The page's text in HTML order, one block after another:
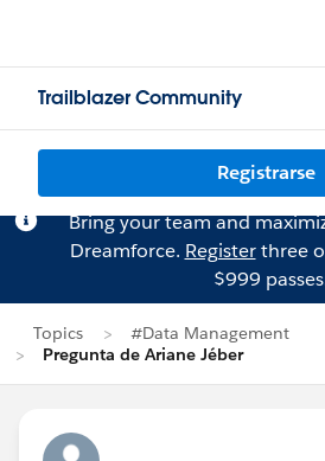
Trailblazer Community
Registrarse
Bring your team and
Dreamforce. Registerthree
$999
Topics
#Data Management
Pregunta de Ariane Jéber